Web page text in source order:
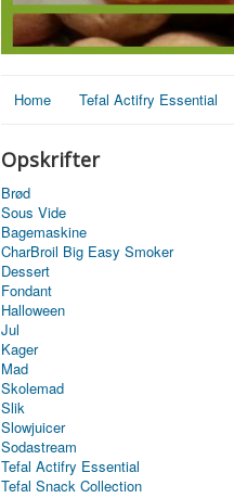
Home Tefal Actifry Essential
Opskrifter
Brød
Sous Vide
Bagemaskine
CharBroil Big Easy Smoker
Dessert
Fondant
Halloween
Jul
Kager
Mad
Skolemad
Slik
Slowjuicer
Sodastream
Tefal Actifry Essential
Tefal Snack Collection